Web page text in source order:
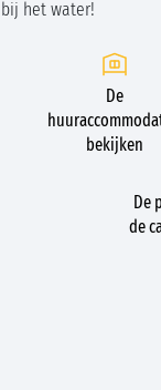
bij het water!
De
bekijken
De
de